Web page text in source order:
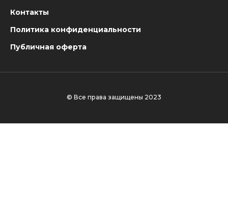
Контакты
Политика конфиденциальности
Публичная оферта
© Все права защищены 2023